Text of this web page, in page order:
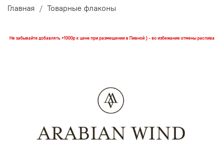
Главная Товарные флаконы
Не забывайте добавлять +1000р к цене при размещении в Пивной ) - во избежание отмены распива